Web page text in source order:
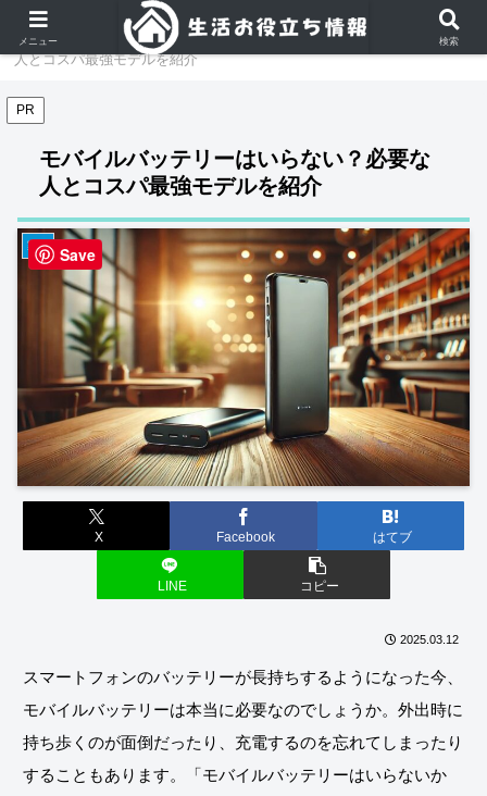
家電
モバイルバッテリーはいらない？必要な
人とコスパ最強モデルを紹介
PR
モバイルバッテリーはいらない？必要な
人とコスパ最強モデルを紹介
家電
X Facebook はてブ
LINE コピー
2025.03.12
スマートフォンのバッテリーが長持ちするようになった今、
モバイルバッテリーは本当に必要なのでしょうか。外出時に
持ち歩くのが面倒だったり、充電するのを忘れてしまったり
することもあります。「モバイルバッテリーはいらないか
メニュー 検索
Save